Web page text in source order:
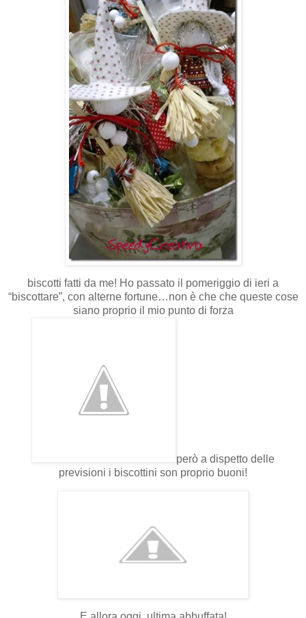
biscotti fatti da me! Ho passato il pomeriggio di ieri a
“biscottare”, con alterne fortune…non è che che queste cose
siano proprio il mio punto di forza
però a dispetto delle
previsioni i biscottini son proprio buoni!